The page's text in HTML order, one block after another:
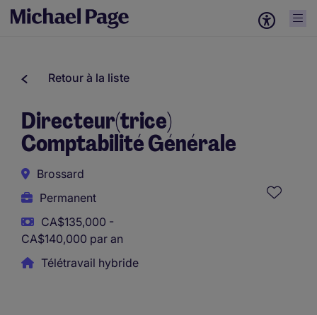
Retour à la liste
Directeur(trice)
Comptabilité Générale
Brossard
Permanent
CA$135,000 -
CA$140,000 par an
Télétravail hybride